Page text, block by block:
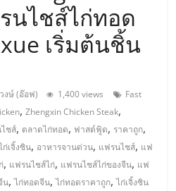
นไชส์ไก่ทอด
เริ่มต้นชิ้น
งษ์ (อ๊อฟ) 1,400 views
Fast
,Zhengxin Chicken Steak,
ชส์, ตลาดไก่ทอด, ฟาสต์ฟู้ด, ราคาถูก,
ก่เจิ้งซิน, อาหารจานด่วน, แฟรนไชส์, แฟ
, แฟรนไชส์ไก่, แฟรนไชส์ไก่ของจีน, แฟ
น,ไก่ทอดจีน,ไก่ทอดราคาถูก,ไก่เจิ้งซิน